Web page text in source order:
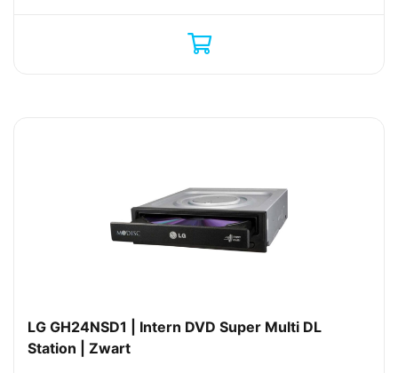
LG GH24NSD1 | Intern DVD Super Multi DL
Station | Zwart